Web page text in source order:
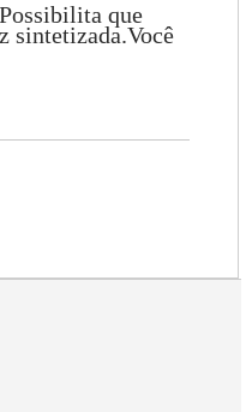
que
sintetizada.Você